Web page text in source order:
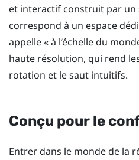
et interactif construit par un
correspond à un espace
appelle « à l’échelle du
haute résolution, qui rend
rotation et le saut intuitifs.
Conçu pour le
Entrer dans le monde de la